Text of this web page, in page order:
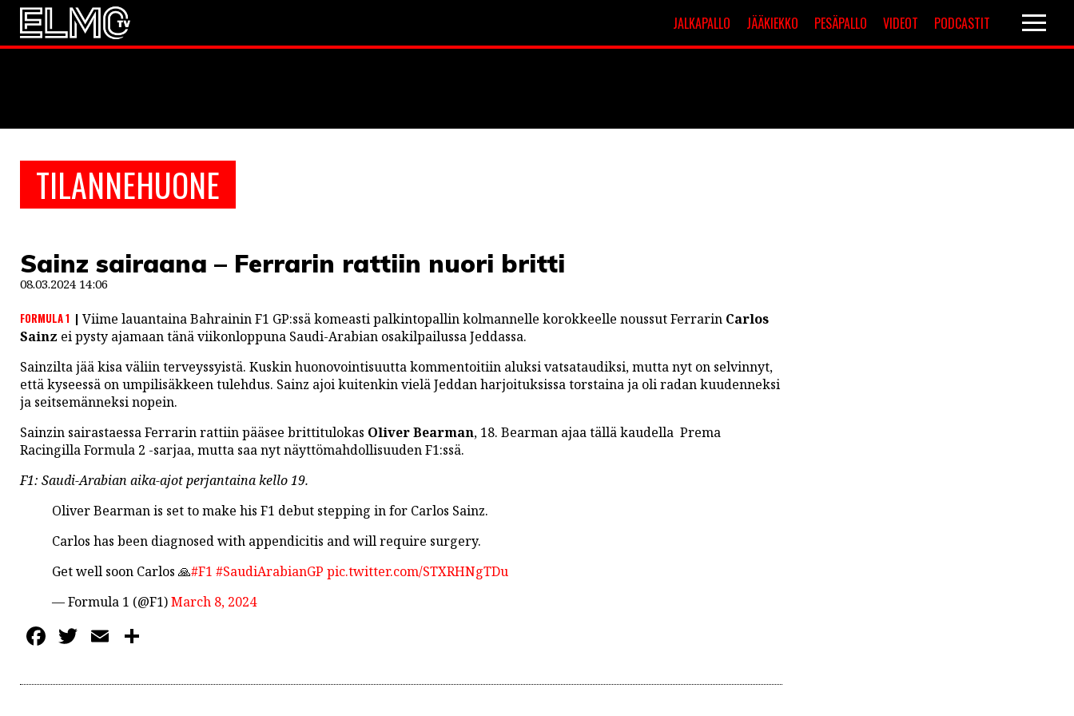
JALKAPALLO JÄÄKIEKKO PESÄPALLO VIDEOT PODCASTIT
TILANNEHUONE
Sainz sairaana – Ferrarin rattiin nuori britti
08.03.2024 14:06
FORMULA 1 Viime lauantaina Bahrainin F1 GP:ssä komeasti palkintopallin kolmannelle korokkeelle noussut Ferrarin Carlos
Sainz ei pysty ajamaan tänä viikonloppuna Saudi-Arabian osakilpailussa Jeddassa.
Sainzilta jää kisa väliin terveyssyistä. Kuskin huonovointisuutta kommentoitiin aluksi vatsataudiksi, mutta nyt on selvinnyt,
että kyseessä on umpilisäkkeen tulehdus. Sainz ajoi kuitenkin vielä Jeddan harjoituksissa torstaina ja oli radan kuudenneksi
ja seitsemänneksi nopein.
Sainzin sairastaessa Ferrarin rattiin pääsee brittitulokas Oliver Bearman, 18. Bearman ajaa tällä kaudella Prema
Racingilla Formula 2 -sarjaa, mutta saa nyt näyttömahdollisuuden F1:ssä.
F1: Saudi-Arabian aika-ajot perjantaina kello 19.
Oliver Bearman is set to make his F1 debut stepping in for Carlos Sainz.
Carlos has been diagnosed with appendicitis and will require surgery.
Get well soon Carlos 🙏#F1 #SaudiArabianGP pic.twitter.com/STXRHNgTDu
— Formula 1 (@F1)March 8, 2024
Facebook
Twitter
Email
JALKAPALLO
EM2021
JÄÄKIEKKO
PESÄPALLO
LINTU VAI KALA
46 DENTON ROAD
VIDEOT
PODCASTIT
KOLUMNIT